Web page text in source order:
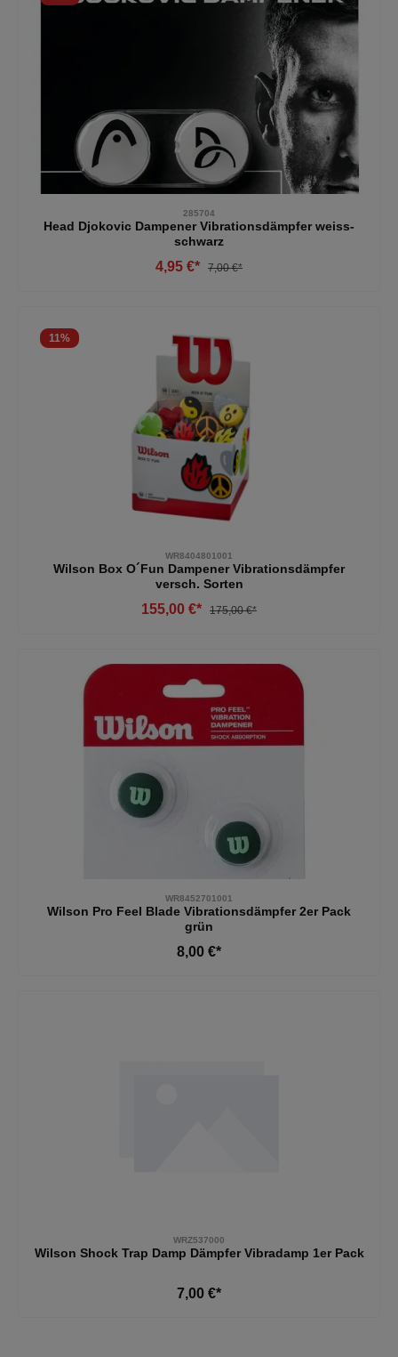
285704
Head Djokovic Dampener Vibrationsdämpfer weiss-
schwarz
4,95 €* 7,00 €*
11%
WR8404801001
Wilson Box O´Fun Dampener Vibrationsdämpfer
versch. Sorten
155,00 €* 175,00 €*
WR8452701001
Wilson Pro Feel Blade Vibrationsdämpfer 2er Pack
grün
8,00 €*
WRZ537000
Wilson Shock Trap Damp Dämpfer Vibradamp 1er Pack
7,00 €*